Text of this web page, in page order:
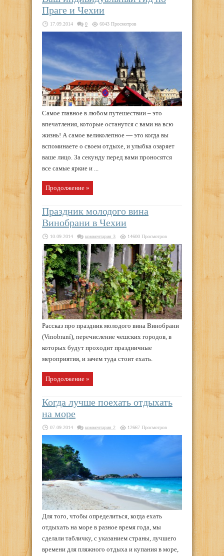
Праге и Чехии
17.09.2014 0 6043 Просмотров
Самое главное в любом путешествии – это
впечатления, которые останутся с вами на всю
жизнь! А самое великолепное — это когда вы
вспоминаете о своем отдыхе, и улыбка озаряет
ваше лицо. За секунду перед вами проносятся
все самые яркие и ...
Продолжение »
Праздник молодого вина
Винобрани в Чехии
10.09.2014 комментария 3 14600 Просмотров
Рассказ про праздник молодого вина Винобрани
(Vinobraní), перечисление чешских городов, в
которых будут проходит праздничные
мероприятия, и зачем туда стоит ехать.
Продолжение »
Когда лучше поехать отдыхать
на море
07.09.2014 комментария 2 12667 Просмотров
Для того, чтобы определиться, когда ехать
отдыхать на море в разное время года, мы
сделали табличку, с указанием страны, лучшего
времени для пляжного отдыха и купания в море,